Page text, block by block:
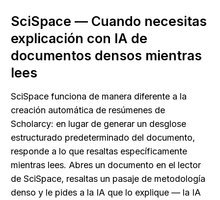
SciSpace — Cuando necesitas
explicación con IA de
documentos densos mientras
lees
SciSpace funciona de manera diferente a la
creación automática de resúmenes de
Scholarcy: en lugar de generar un desglose
estructurado predeterminado del documento,
responde a lo que resaltas específicamente
mientras lees. Abres un documento en el lector
de SciSpace, resaltas un pasaje de metodología
denso y le pides a la IA que lo explique — la IA